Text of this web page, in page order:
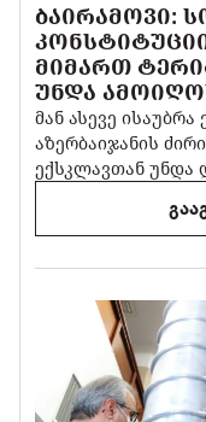
ᲑᲐᲘᲠᲐᲛᲝᲕᲘ:
ᲛᲘᲛᲐᲠᲗ
ᲣᲜᲓᲐ
მან ასევე
აზერბაიჯანის
ექსკლავთან უნდა